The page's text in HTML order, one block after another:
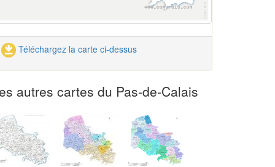
Téléchargez la carte ci-dessus
autres cartes du Pas-de-Calais